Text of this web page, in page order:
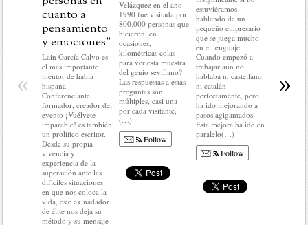
cuanto a
pensamiento
y emociones”
Lain García Calvo es
el más importante
mentor de habla
hispana.
Conferenciante,
formador, creador del
evento ¡Vuélvete
imparable! es también
un prolífico escritor.
Desde su propia
vivencia y
experiencia de la
superación ante las
difíciles situaciones
en que nos coloca la
vida, este ex nadador
de élite nos deja su
método y su mensaje
Velázquez en el año
1990 fue visitada por
800.000 personas que
hicieron, en
ocasiones,
kilométricas colas
para ver esta muestra
del genio sevillano?
Las respuestas a estas
preguntas son
múltiples, casi una
por cada visitante,
(…)
Follow
estuviéramos
hablando de un
pequeño empresario
que se juega mucho
en el lenguaje.
Cuando empezó a
trabajar aún no
hablaba ni castellano
ni catalán
perfectamente, pero
ha ido mejorando a
pasos agigantados.
Esta mejora ha ido en
paralelo(…)
Follow
llegar.
no voy a
« »